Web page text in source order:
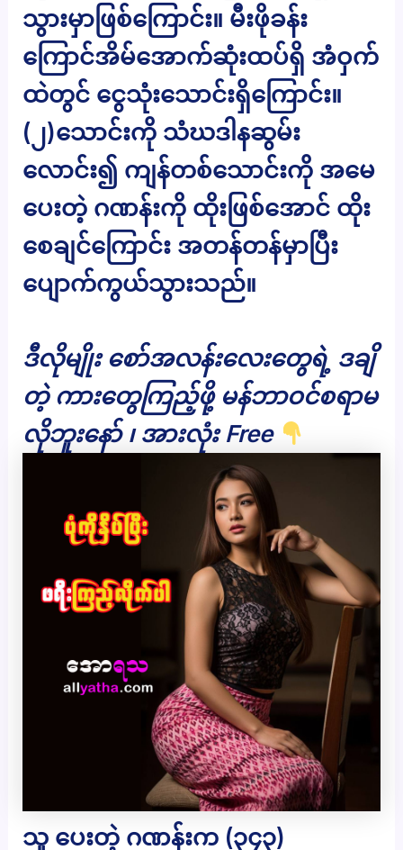
သွားမှာဖြစ်ကြောင်း။ မီးဖိုခန်း
ကြောင်အိမ်အောက်ဆုံးထပ်ရှိ အံဝှက်
ထဲတွင် ငွေသုံးသောင်းရှိကြောင်း။
(၂)သောင်းကို သံဃဒါနဆွမ်း
လောင်း၍ ကျန်တစ်သောင်းကို အမေ
ပေးတဲ့ ဂဏန်းကို ထိုးဖြစ်အောင် ထိုး
စေချင်ကြောင်း အတန်တန်မှာပြီး
ပျောက်ကွယ်သွားသည်။
ဒီလိုမျိုး စော်အလန်းလေးတွေရဲ့ ဒချိ
တဲ့ ကားတွေကြည့်ဖို့ မန်ဘာဝင်စရာမ
လိုဘူးနော် ၊ အားလုံး Free
သူ ပေးတဲ့ ဂဏန်းက (၃၄၃)